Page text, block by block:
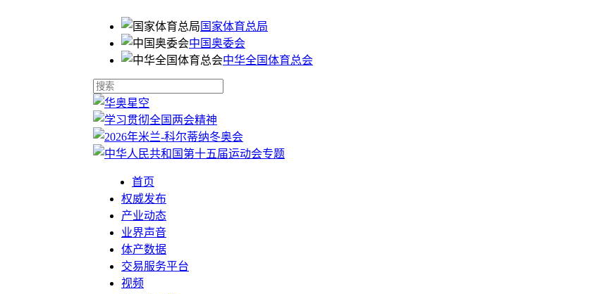
国家体育总局
中国奥委会
中华全国体育总会
首页
权威发布
产业动态
业界声音
体产数据
交易服务平台
视频